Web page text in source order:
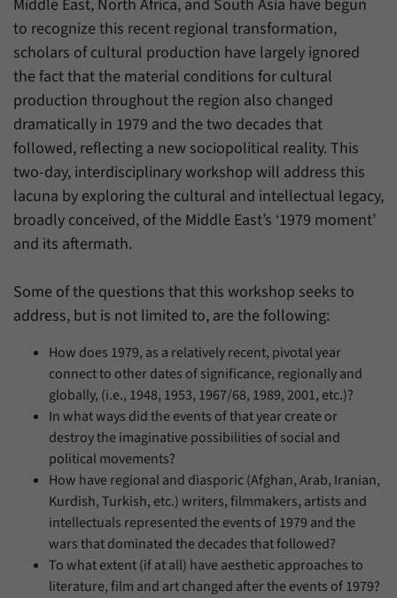
Middle East, North Africa, and South Asia have begun
to recognize this recent regional transformation,
scholars of cultural production have largely ignored
the fact that the material conditions for cultural
production throughout the region also changed
dramatically in 1979 and the two decades that
followed, reflecting a new sociopolitical reality. This
two-day, interdisciplinary workshop will address this
lacuna by exploring the cultural and intellectual legacy,
broadly conceived, of the Middle East’s ‘1979 moment’
and its aftermath.
Some of the questions that this workshop seeks to
address, but is not limited to, are the following:
How does 1979, as a relatively recent, pivotal year
connect to other dates of significance, regionally and
globally, (i.e., 1948, 1953, 1967/68, 1989, 2001, etc.)?
In what ways did the events of that year create or
destroy the imaginative possibilities of social and
political movements?
How have regional and diasporic (Afghan, Arab, Iranian,
Kurdish, Turkish, etc.) writers, filmmakers, artists and
intellectuals represented the events of 1979 and the
wars that dominated the decades that followed?
To what extent (if at all) have aesthetic approaches to
literature, film and art changed after the events of 1979?